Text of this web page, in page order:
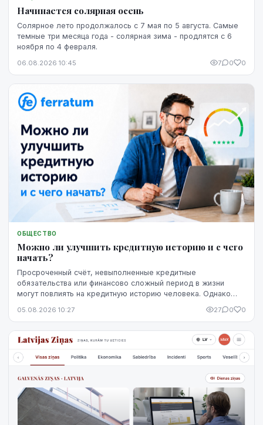
Начинается солярная осень
Солярное лето продолжалось с 7 мая по 5 августа. Самые
темные три месяца года - солярная зима - продлятся с 6
ноября по 4 февраля.
06.08.2026 10:45 7 0 0
ОБЩЕСТВО
Можно ли улучшить кредитную историю и с чего
начать?
Просроченный счёт, невыполненные кредитные
обязательства или финансово сложный период в жизни
могут повлиять на кредитную историю человека. Однако
невозможно изменить. Кредитную историю можно
регулярное выполнение обязательств и продуманные
действия.
05.08.2026 10:27 27 0 0